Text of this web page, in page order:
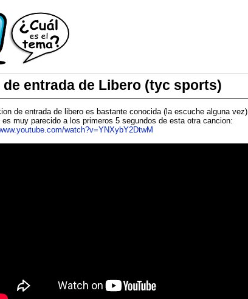
de entrada de Libero (tyc sports)
de entrada de libero es bastante conocida (la escuche alguna vez)
es muy parecido a los primeros 5 segundos de esta otra cancion:
watch?v=YNXybY2DtwM